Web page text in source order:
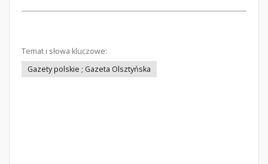
Temat i słowa kluczowe:
Gazety polskie ; Gazeta Olsztyńska